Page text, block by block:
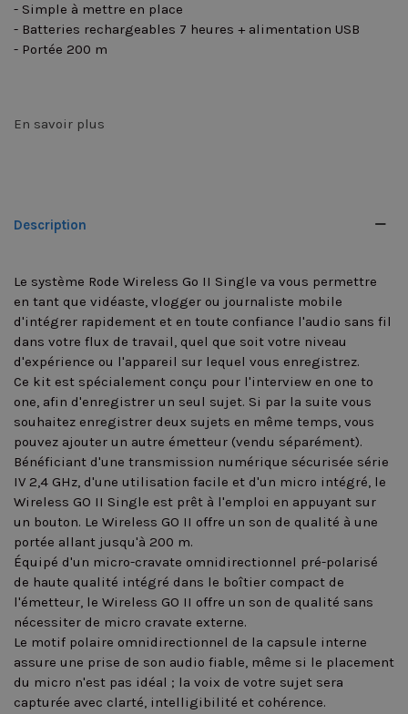
- Simple à mettre en place
- Batteries rechargeables 7 heures + alimentation USB
- Portée 200 m
En savoir plus
Description
Le système Rode Wireless Go II Single va vous permettre
en tant que vidéaste, vlogger ou journaliste mobile
d'intégrer rapidement et en toute confiance l'audio sans fil
dans votre flux de travail, quel que soit votre niveau
d'expérience ou l'appareil sur lequel vous enregistrez.
Ce kit est spécialement conçu pour l'interview en one to
one, afin d'enregistrer un seul sujet. Si par la suite vous
souhaitez enregistrer deux sujets en même temps, vous
pouvez ajouter un autre émetteur (vendu séparément).
Bénéficiant d'une transmission numérique sécurisée série
IV 2,4 GHz, d'une utilisation facile et d'un micro intégré, le
Wireless GO II Single est prêt à l'emploi en appuyant sur
un bouton. Le Wireless GO II offre un son de qualité à une
portée allant jusqu'à 200 m.
Équipé d'un micro-cravate omnidirectionnel pré-polarisé
de haute qualité intégré dans le boîtier compact de
l'émetteur, le Wireless GO II offre un son de qualité sans
nécessiter de micro cravate externe.
Le motif polaire omnidirectionnel de la capsule interne
assure une prise de son audio fiable, même si le placement
du micro n'est pas idéal ; la voix de votre sujet sera
capturée avec clarté, intelligibilité et cohérence.